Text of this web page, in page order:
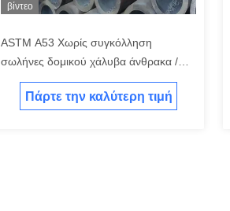
βίντεο
ASTM A53 Χωρίς συγκόλληση
σωλήνες δομικού χάλυβα άνθρακα /
Χωρίς συγκόλληση σωλήνες
Πάρτε την καλύτερη τιμή